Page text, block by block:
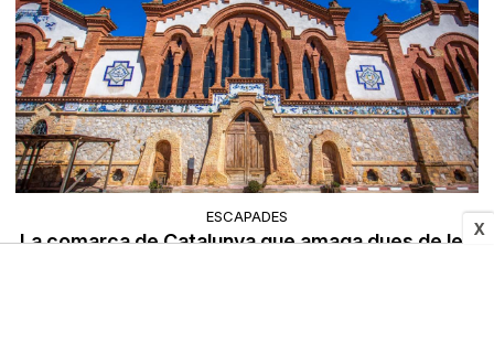
X
ESCAPADES
La comarca de Catalunya que amaga dues de les